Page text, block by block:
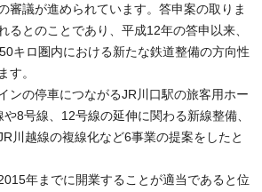
審議が進められています。答申案の取りま
るとのことであり、平成12年の答申以来、
キロ圏内における新たな鉄道整備の方向性
す。
ンの停車につながるJR川口駅の旅客用ホー
8号線、12号線の延伸に関わる新線整備、
川越線の複線化など6事業の提案をしたと
年までに開業することが適当であると位